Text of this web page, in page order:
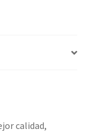
calidad,